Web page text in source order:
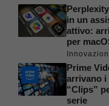
in un
attivo:
per
Prime
arrivano i
“Clips”
serie